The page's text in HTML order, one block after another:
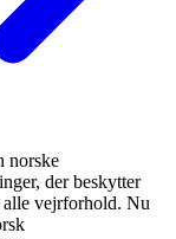
norske
der beskytter
vejrforhold. Nu